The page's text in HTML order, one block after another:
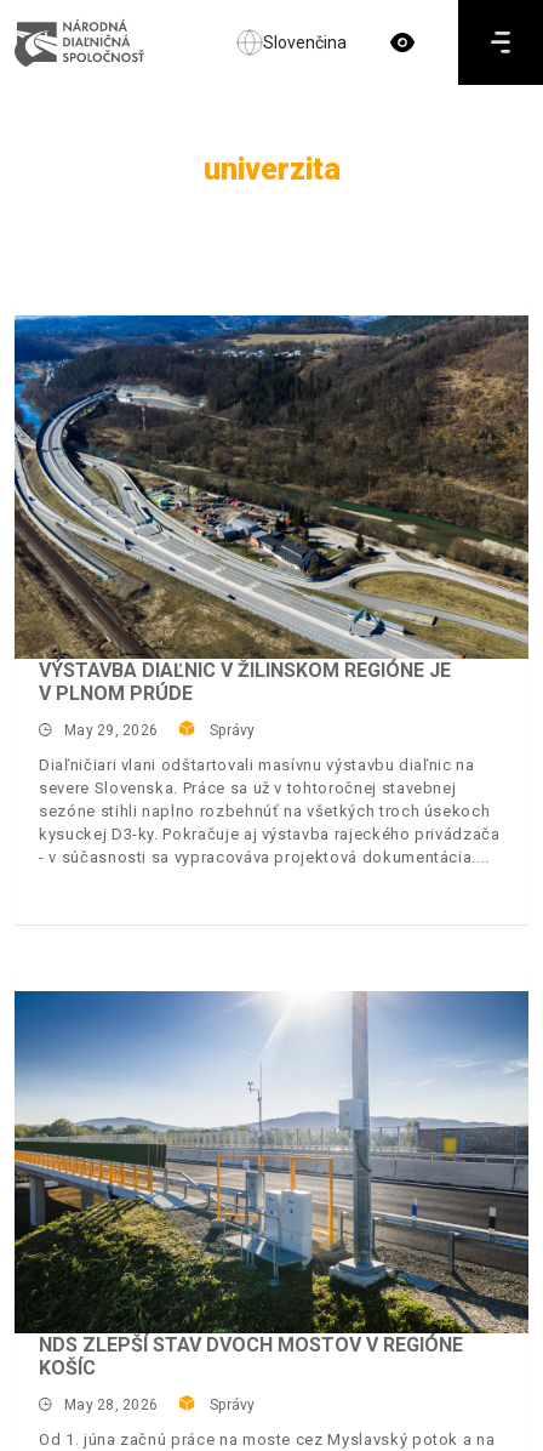
Slovenčina
univerzita
VÝSTAVBA DIAĽNIC V ŽILINSKOM REGIÓNE JE
V PLNOM PRÚDE
May 29, 2026 Správy
Diaľničiari vlani odštartovali masívnu výstavbu diaľnic na
severe Slovenska. Práce sa už v tohtoročnej stavebnej
sezóne stihli naplno rozbehnúť na všetkých troch úsekoch
kysuckej D3-ky. Pokračuje aj výstavba rajeckého privádzača
- v súčasnosti sa vypracováva projektová dokumentácia.
NDS ZLEPŠÍ STAV DVOCH MOSTOV V REGIÓNE
KOŠÍC
May 28, 2026 Správy
Od 1. júna začnú práce na moste cez Myslavský potok a na